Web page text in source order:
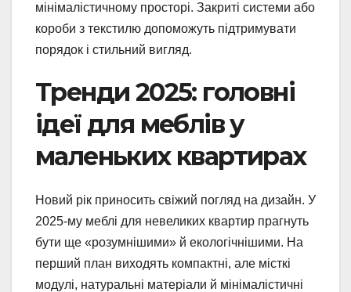
мінімалістичному просторі. Закриті системи або
короби з текстилю допоможуть підтримувати
порядок і стильний вигляд.
Тренди 2025: головні
ідеї для меблів у
маленьких квартирах
Новий рік приносить свіжий погляд на дизайн. У
2025-му меблі для невеликих квартир прагнуть
бути ще «розумнішими» й екологічнішими. На
перший план виходять компактні, але місткі
модулі, натуральні матеріали й мінімалістичні